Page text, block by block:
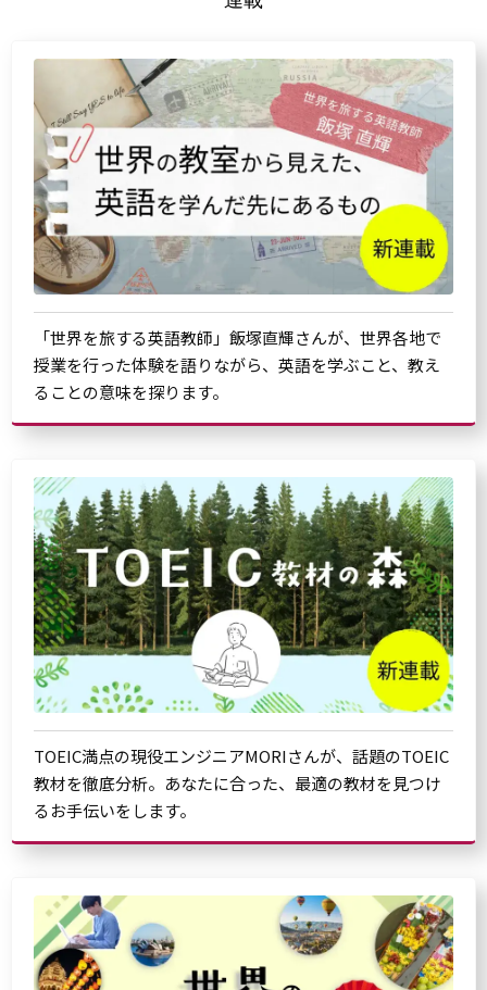
「世界を旅する英語教師」飯塚直輝さんが、世界各地で
授業を行った体験を語りながら、英語を学ぶこと、教え
ることの意味を探ります。
TOEIC満点の現役エンジニアMORIさんが、話題のTOEIC
教材を徹底分析。あなたに合った、最適の教材を見つけ
るお手伝いをします。